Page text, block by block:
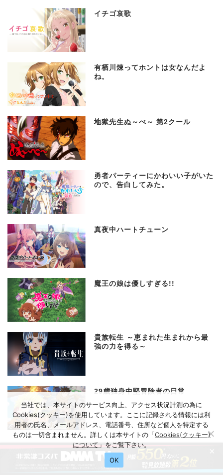
イチゴ哀歌
有栖川煉ってホントは女なんだよ
ね。
地獄先生ぬ～べ～ 第2クール
勇者パーティーにかわいい子がいた
ので、告白してみた。
真夜中ハートチューン
魔王の娘は優しすぎる!!
貴族転生 ～恵まれた生まれから最
強の力を得る～
29歳独身中堅冒険者の日常
おすすめ記事
当社では、本サイトのサービス向上、アクセス状況計測の為に
Cookies(クッキー)を使用しています。ここに記録される情報には利
用者の氏名、メールアドレス、電話番号、住所など個人を特定する
ものは一切含まれません。詳しくは本サイトの「Cookies(クッキー)
について 」をご覧下さい。
OK